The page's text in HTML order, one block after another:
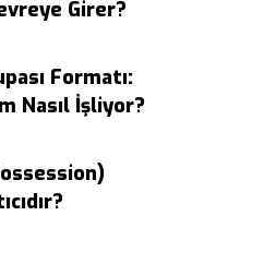
Girer?
Formatı:
Nasıl İşliyor?